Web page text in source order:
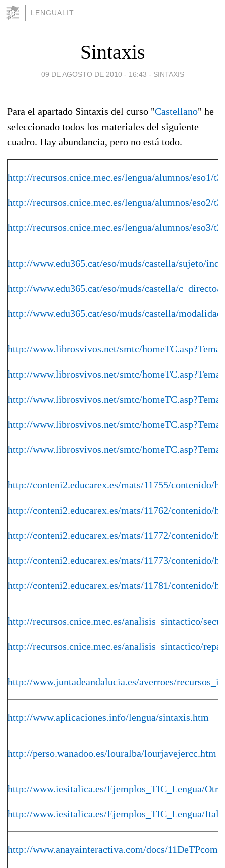
LENGUALIT
Sintaxis
09 DE AGOSTO DE 2010 - 16:43 - SINTAXIS
Para el apartado Sintaxis del curso "Castellano" he
seleccionado todos los materiales del siguiente
cuadro. Hay abundancia, pero no está todo.
http://recursos.cnice.mec.es/lengua/alumnos/eso1/
http://recursos.cnice.mec.es/lengua/alumnos/eso2/
http://recursos.cnice.mec.es/lengua/alumnos/eso3/
http://www.edu365.cat/eso/muds/castella/sujeto/
http://www.edu365.cat/eso/muds/castella/c_directo/
http://www.edu365.cat/eso/muds/castella/
http://www.librosvivos.net/smtc/
http://www.librosvivos.net/smtc/
http://www.librosvivos.net/smtc/
http://www.librosvivos.net/smtc/
http://www.librosvivos.net/smtc/
http://conteni2.educarex.es/mats/11755/contenido/
http://conteni2.educarex.es/mats/11762/contenido/
http://conteni2.educarex.es/mats/11772/contenido/
http://conteni2.educarex.es/mats/11773/contenido/
http://conteni2.educarex.es/mats/11781/contenido/
http://recursos.cnice.mec.es/analisis_sintactico/
http://recursos.cnice.mec.es/analisis_sintactico/
http://www.juntadeandalucia.es/averroes/
http://www.aplicaciones.info/lengua/sintaxis.htm
http://perso.wanadoo.es/louralba/lourjavejercc.htm
http://www.iesitalica.es/Ejemplos_TIC_Lengua/
http://www.iesitalica.es/Ejemplos_TIC_Lengua/
http://www.anayainteractiva.com/docs/